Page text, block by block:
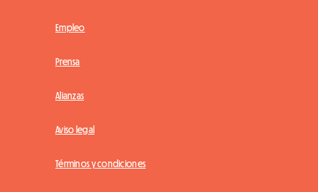
Empleo
Prensa
Alianzas
Aviso legal
Términos y condiciones